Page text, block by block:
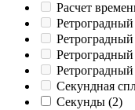
Расчет
Секундная
Секунды (2)